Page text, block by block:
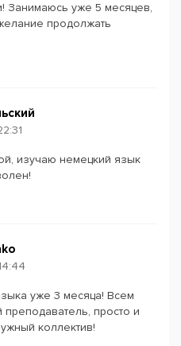
Занимаюсь уже 5 месяцев,
продолжать
изучаю немецкий язык
уже 3 месяца! Всем
просто и
коллектив!